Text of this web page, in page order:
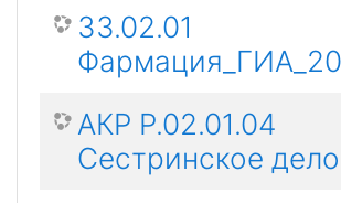
33.02.01
АКР Р.02.01.04
Сестринское дело